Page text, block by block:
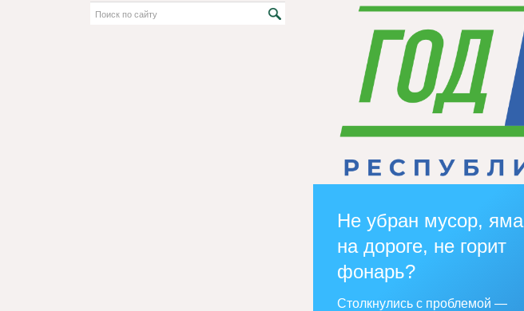
Не убран мусор, яма
на дороге, не горит
фонарь?
Столкнулись с проблемой —